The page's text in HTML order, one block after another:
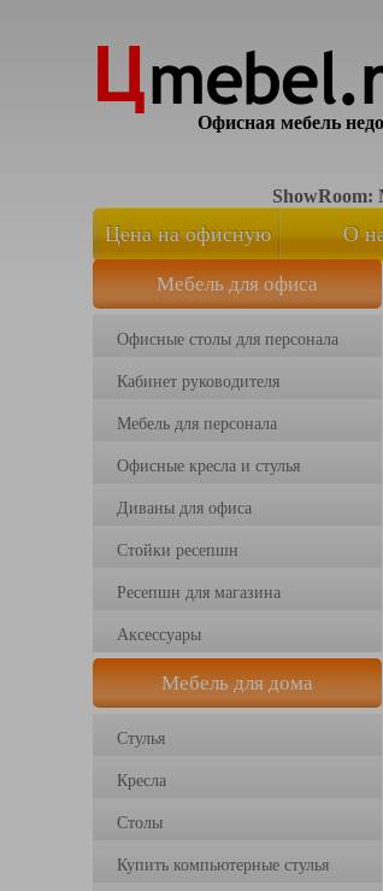
Офисная мебель
ShowRoom:
Цена на офисную
мебель
О
Мебель для офиса
Офисные столы для персонала
Кабинет руководителя
Мебель для персонала
Офисные кресла и стулья
Диваны для офиса
Стойки ресепшн
Ресепшн для магазина
Аксессуары
Мебель для дома
Стулья
Кресла
Столы
Купить компьютерные стулья